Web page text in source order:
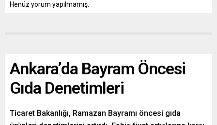
Henüz yorum yapılmamış.
Ankara’da Bayram Öncesi
Gıda Denetimleri
Ticaret Bakanlığı, Ramazan Bayramı öncesi gıda